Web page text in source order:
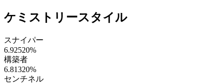
ケミストリースタイル
スナイパー
6.92520%
構築者
6.81320%
センチネル